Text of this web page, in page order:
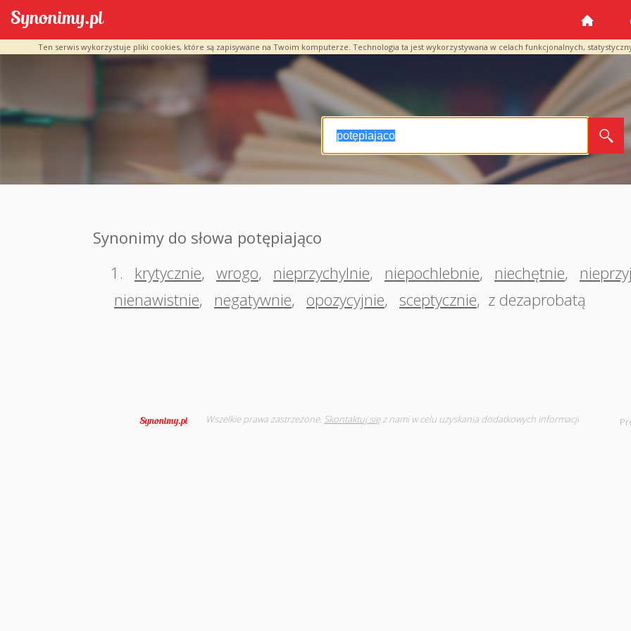
Ten serwis wykorzystuje pliki cookies, które są zapisywane na Twoim komputerze. Technologia ta jest wykorzystywana w celach funkcjonalnych,
Synonimy do słowa potępiająco
1.
krytycznie, wrogo, nieprzychylnie, niepochlebnie, niechętnie,
nienawistnie, negatywnie, opozycyjnie, sceptycznie, z dezaprobatą
Wszelkie prawa zastrzeżone. Skontaktuj sięz nami w celu uzyskania dodatkowych informacji